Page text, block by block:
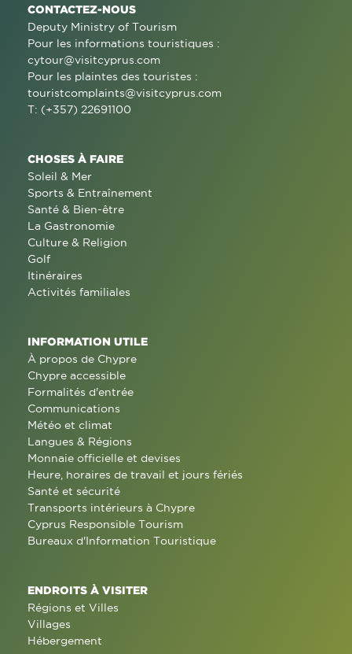
CONTACTEZ-NOUS
Deputy Ministry of Tourism
Pour les informations touristiques :
cytour@visitcyprus.com
Pour les plaintes des touristes :
touristcomplaints@visitcyprus.com
T: (+357) 22691100
CHOSES À FAIRE
Soleil & Mer
Sports & Entraînement
Santé & Bien-être
La Gastronomie
Culture & Religion
Golf
Itinéraires
Activités familiales
INFORMATION UTILE
À propos de Chypre
Chypre accessible
Formalités d'entrée
Communications
Météo et climat
Langues & Régions
Monnaie officielle et devises
Heure, horaires de travail et jours fériés
Santé et sécurité
Transports intérieurs à Chypre
Cyprus Responsible Tourism
Bureaux d'Information Touristique
ENDROITS À VISITER
Régions et Villes
Villages
Hébergement